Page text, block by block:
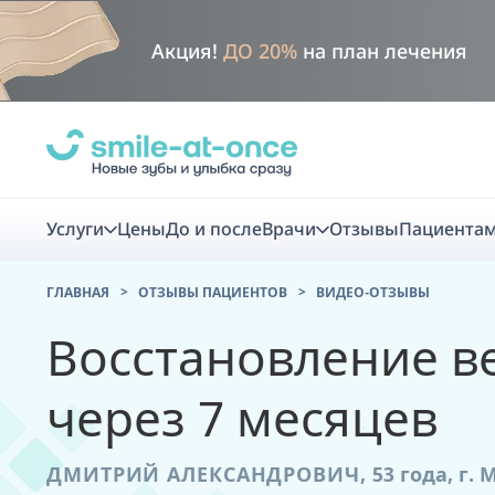
Акция!ДО 20% на план лечения
Услуги ЦеныДо и послеВрачи Отзывы
Комплекс
Smile VR -
ГЛАВНАЯ ОТЗЫВЫ ПАЦИЕНТОВ ВИДЕО-ОТЗЫВЫ
Восстановление
через 7 месяцев
ДМИТРИЙ АЛЕКСАНДРОВИЧ, 53 года, г.